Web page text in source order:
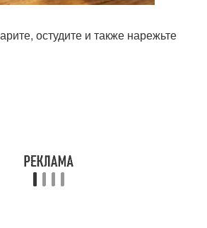
остудите и также нарежьте